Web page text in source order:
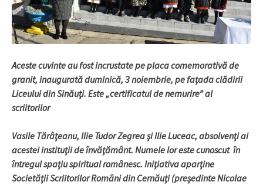
Aceste cuvinte au fost incrustate pe placa comemorativă de
granit, inaugurată duminică, 3 noiembrie, pe faţada clădirii
Liceului din Sinăuţi. Este „certificatul de nemurire” al
scriitorilor
Vasile Tărâţeanu, Ilie Tudor Zegrea şi Ilie Luceac, absolvenţi ai
acestei instituţii de învăţământ. Numele lor este cunoscut în
întregul spaţiu spiritual românesc. Iniţiativa aparţine
Societăţii Scriitorilor Români din Cernăuţi (preşedinte Nicolae